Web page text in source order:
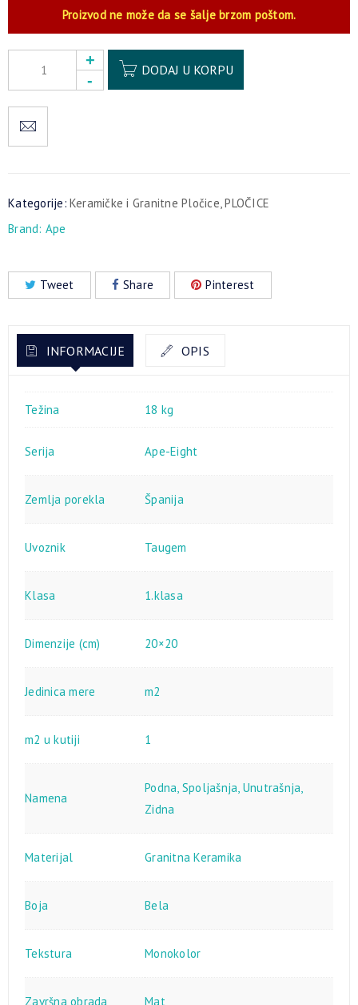
Proizvod ne može da se šalje brzom poštom.
DODAJ U KORPU
Kategorije: Keramičke i Granitne Pločice,PLOČICE
Brand: Ape
Tweet Share Pinterest
INFORMACIJE OPIS
Težina 18 kg
Serija Ape-Eight
Zemlja porekla Španija
Uvoznik Taugem
Klasa 1.klasa
Dimenzije (cm) 20×20
Jedinica mere m2
m2 u kutiji 1
Namena
Podna, Spoljašnja, Unutrašnja,
Zidna
Materijal Granitna Keramika
Boja Bela
Tekstura Monokolor
Završna obrada Mat